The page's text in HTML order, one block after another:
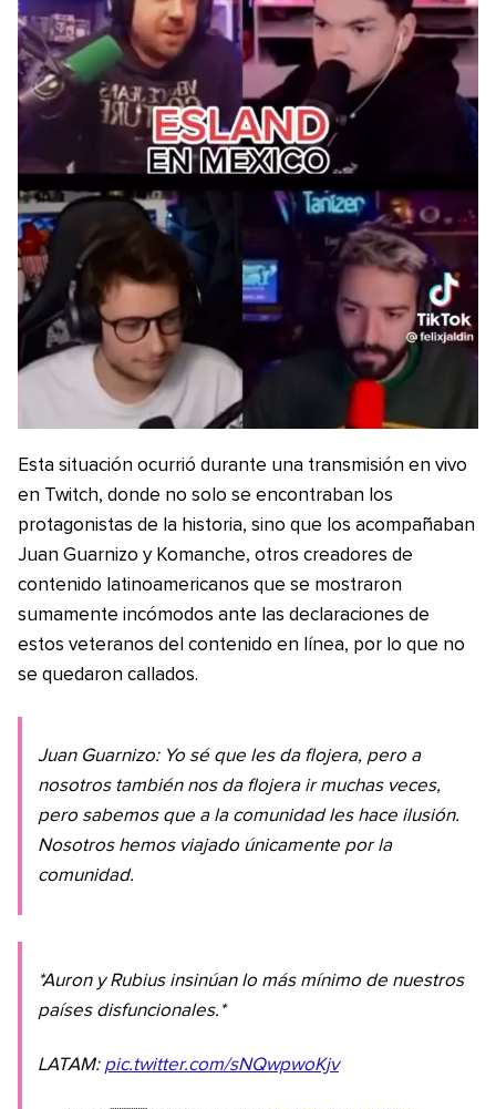
Esta situación ocurrió durante una transmisión en vivo
en Twitch, donde no solo se encontraban los
protagonistas de la historia, sino que los acompañaban
Juan Guarnizo y Komanche, otros creadores de
contenido latinoamericanos que se mostraron
sumamente incómodos ante las declaraciones de
estos veteranos del contenido en línea, por lo que no
se quedaron callados.
Juan Guarnizo: Yo sé que les da flojera, pero a
nosotros también nos da flojera ir muchas veces,
pero sabemos que a la comunidad les hace ilusión.
Nosotros hemos viajado únicamente por la
comunidad.
*Auron y Rubius insinúan lo más mínimo de nuestros
países disfuncionales.*
LATAM: pic.twitter.com/sNQwpwoKjv